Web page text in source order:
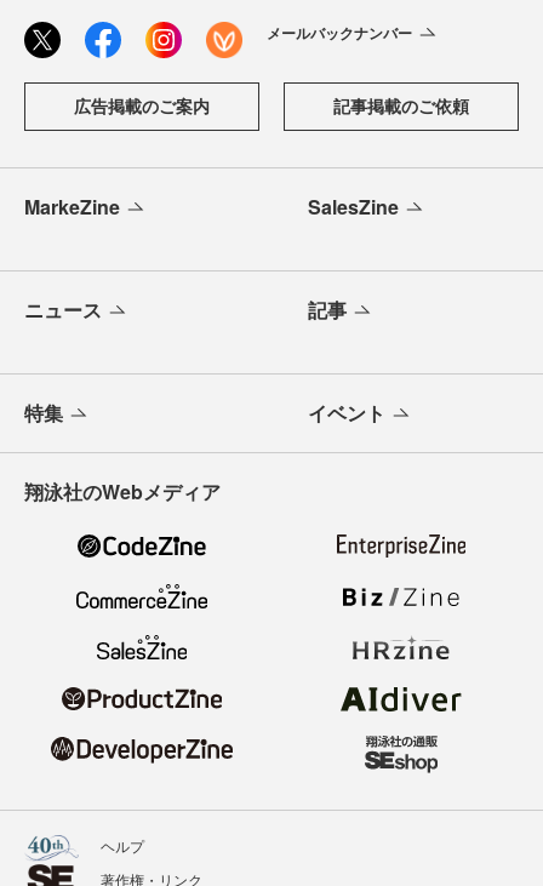
メールバックナンバー
広告掲載のご案内 記事掲載のご依頼
MarkeZine SalesZine
ニュース 記事
特集 イベント
翔泳社のWebメディア
ヘルプ
著作権・リンク